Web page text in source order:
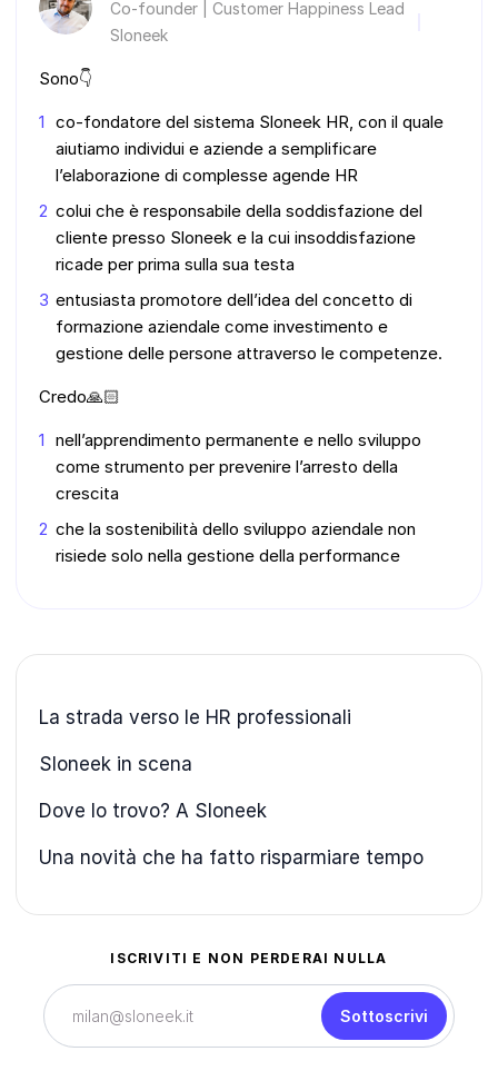
Co-founder | Customer Happiness Lead
Sloneek
Sono👇
co-fondatore del sistema Sloneek HR, con il quale
aiutiamo individui e aziende a semplificare
l’elaborazione di complesse agende HR
colui che è responsabile della soddisfazione del
cliente presso Sloneek e la cui insoddisfazione
ricade per prima sulla sua testa
entusiasta promotore dell’idea del concetto di
formazione aziendale come investimento e
gestione delle persone attraverso le competenze.
Credo🙏🏻
nell’apprendimento permanente e nello sviluppo
come strumento per prevenire l’arresto della
crescita
che la sostenibilità dello sviluppo aziendale non
risiede solo nella gestione della performance
La strada verso le HR professionali
Sloneek in scena
Dove lo trovo? A Sloneek
Una novità che ha fatto risparmiare tempo
ISCRIVITI E NON PERDERAI NULLA
Sottoscrivi